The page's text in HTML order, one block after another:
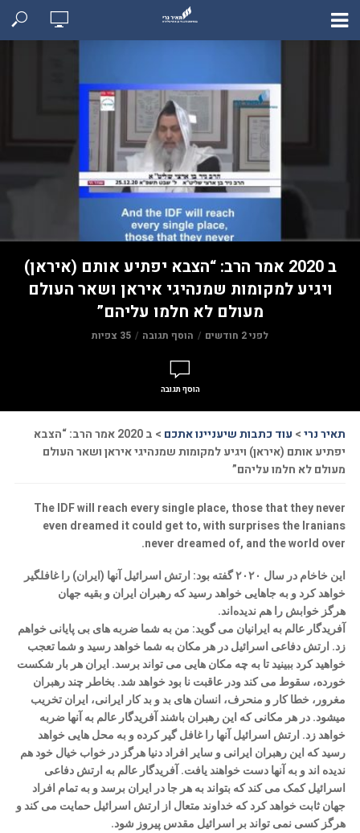
ב 2020 אמר הרב: “הצבא יפתיע אותם (איראן)
ויגיע למקומות שמנהיגי איראן ושאר העולם
מעולם לא חלמו עליהם”
לפני 2 חודשים הוסף תגובה 35 צפיות
הוסף תגובה
תאיר נרי> עוד כתבות שיעניינו אתכם >
ב 2020 אמר הרב: “הצבא
יפתיע אותם (איראן) ויגיע למקומות שמנהיגי איראן ושאר העולם
מעולם לא חלמו עליהם”
The IDF will reach every single place, those that they never
even dreamed it could get to, with surprises the Iranians
never dreamed of, and the world over.
این خاخام در سال ۲۰۲۰ گفته بود: ارتش اسرائیل آنها (ایران) را غافلگیر
خواهد کرد و به جاهایی خواهد رسید که رهبران ایران و بقیه جهان
هرگز خوابش را هم ندیده‌اند.
آفریدگار عالم به ایرانیان می گوید: من به شما ضربه های بی پایانی خواهم
زد. ارتش دفاعی اسرائیل در هر مکان به شما خواهد رسید و شما تعجب
خواهید کرد ببینید تا به چه مکان هایی می تواند برسد. ایران هر بار شکست
خورده، سقوط می کند ودر عاقبت نا بود خواهد شد. بخاطر چند رهبران
مغرور، خطا کار و منحرف، انسان های بد و بد کار ایرانی، ایران تخریب
میشود. در هر مکانی که این رهبران باشند آفریدگار عالم به آنها ضربه
خواهد زد. ارتش اسرائیل آنها را غافل گیر کرده و به محل هایی خواهد
رسید که این رهبران ایرانی و سایر افراد دنیا هرگز در خواب خیال خود هم
ندیده اند و به آنها دست خواهند یافت. آفریدگار عالم به ارتش دفاعی
اسرائیل کمک می کند که بتواند به هر جا در ایران برسد و به تمام افراد
جهان ثابت خواهد کرد که خداوند متعال از ارتش اسرائیل حمایت می کند و
هرگز کسی نمی تواند بر اسرائیل مقدس پیروز شود.